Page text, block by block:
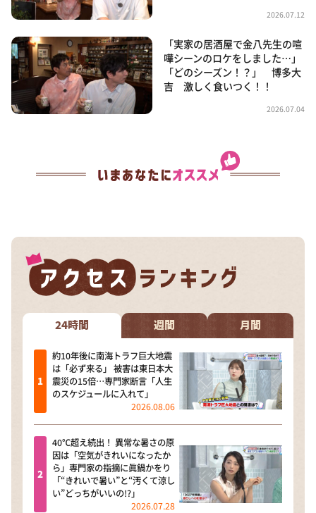
2026.07.12
「実家の居酒屋で金八先生の喧
嘩シーンのロケをしました…」
「どのシーズン！？」 博多大
吉 激しく食いつく！！
2026.07.04
24時間 週間 月間
約10年後に南海トラフ巨大地震
は「必ず来る」 被害は東日本大
震災の15倍…専門家断言「人生
のスケジュールに入れて」
2026.08.06
40℃超え続出！ 異常な暑さの原
因は「空気がきれいになったか
ら」専門家の指摘に眞鍋かをり
「“きれいで暑い”と“汚くて涼し
い”どっちがいいの!?」
2026.07.28